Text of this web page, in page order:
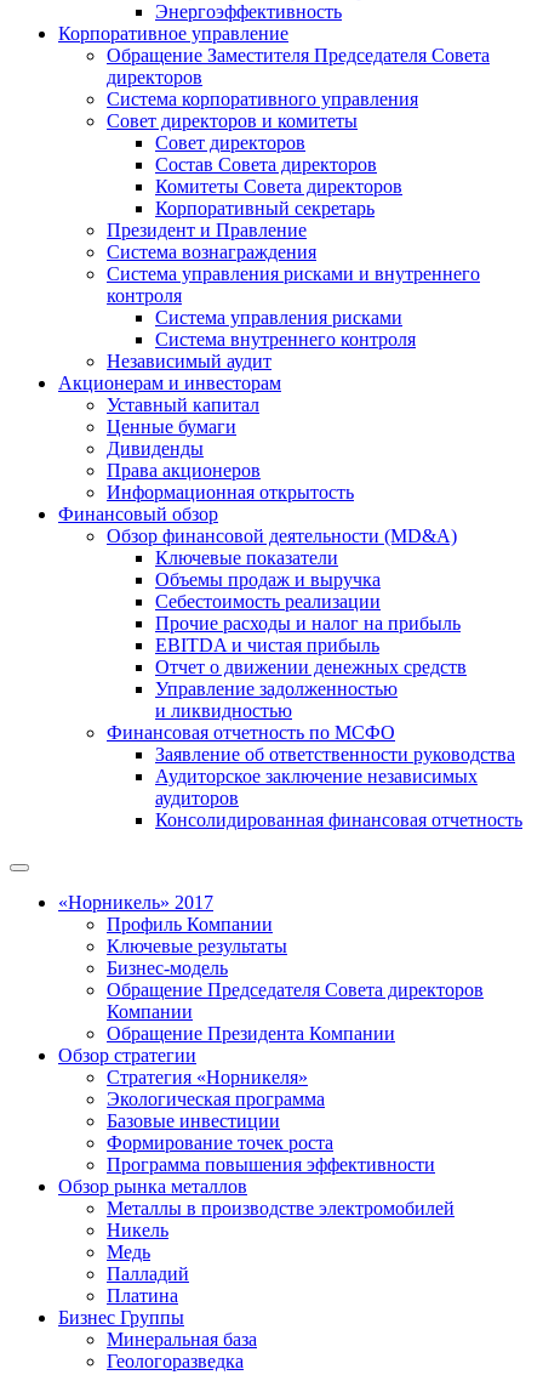
Энергоэффективность
Корпоративное управление
Обращение Заместителя Председателя Совета
директоров
Система корпоративного управления
Совет директоров и комитеты
Совет директоров
Состав Совета директоров
Комитеты Совета директоров
Корпоративный секретарь
Президент и Правление
Система вознаграждения
Система управления рисками и внутреннего
контроля
Система управления рисками
Система внутреннего контроля
Независимый аудит
Акционерам и инвесторам
Уставный капитал
Ценные бумаги
Дивиденды
Права акционеров
Информационная открытость
Финансовый обзор
Обзор финансовой деятельности (MD&A)
Ключевые показатели
Объемы продаж и выручка
Себестоимость реализации
Прочие расходы и налог на прибыль
EBITDA и чистая прибыль
Отчет о движении денежных средств
Управление задолженностью
и ликвидностью
Финансовая отчетность по МСФО
Заявление об ответственности руководства
Аудиторское заключение независимых
аудиторов
Консолидированная финансовая отчетность
«Норникель» 2017
Профиль Компании
Ключевые результаты
Бизнес-модель
Обращение Председателя Совета директоров
Компании
Обращение Президента Компании
Обзор стратегии
Стратегия «Норникеля»
Экологическая программа
Базовые инвестиции
Формирование точек роста
Программа повышения эффективности
Обзор рынка металлов
Металлы в производстве электромобилей
Никель
Медь
Палладий
Платина
Бизнес Группы
Минеральная база
Геологоразведка